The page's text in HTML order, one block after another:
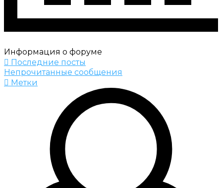
Информация о форуме
Последние посты
Непрочитанные сообщения
Метки